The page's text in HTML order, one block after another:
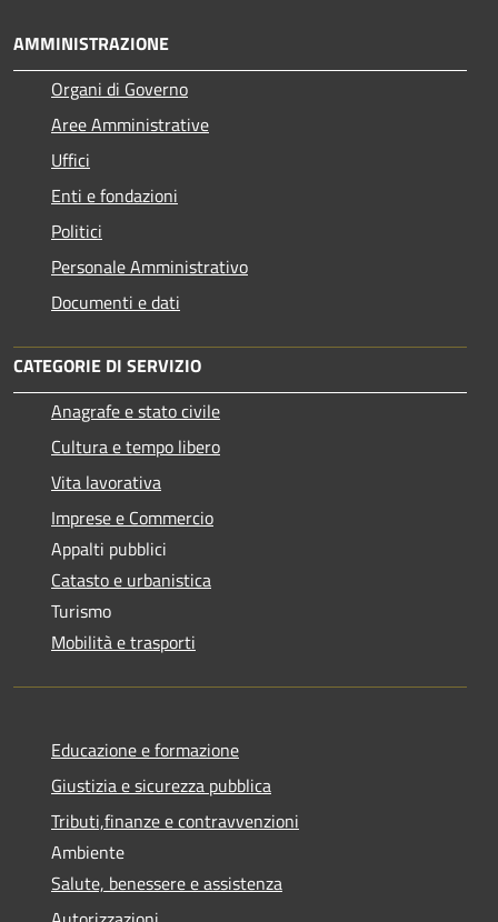
AMMINISTRAZIONE
Organi di Governo
Aree Amministrative
Uffici
Enti e fondazioni
Politici
Personale Amministrativo
Documenti e dati
CATEGORIE DI SERVIZIO
Anagrafe e stato civile
Cultura e tempo libero
Vita lavorativa
Imprese e Commercio
Appalti pubblici
Catasto e urbanistica
Turismo
Mobilità e trasporti
Educazione e formazione
Giustizia e sicurezza pubblica
Tributi,finanze e contravvenzioni
Ambiente
Salute, benessere e assistenza